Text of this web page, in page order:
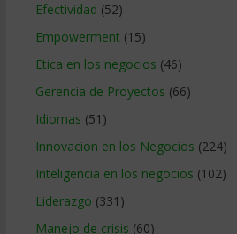
Efectividad (52)
Empowerment (15)
Etica en los negocios (46)
Gerencia de Proyectos (66)
Idiomas (51)
Innovacion en los Negocios (224)
Inteligencia en los negocios (102)
Liderazgo (331)
Manejo de crisis (60)